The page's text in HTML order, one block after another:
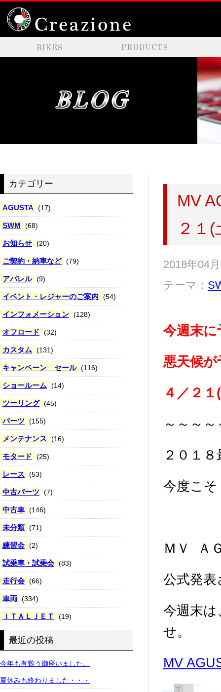
カテゴリー
AGUSTA (17)
SWM (68)
お知らせ (20)
ご契約・納車など (79)
アパレル (9)
イベント・レジャーのご案内 (54)
インフォメーション (128)
オフロード (32)
カスタム (131)
キャンペーン セール (116)
ショールーム (14)
ツーリング (45)
パーツ (155)
メンテナンス (16)
モタード (25)
レース (53)
中古パーツ (7)
中古車 (146)
未分類 (71)
練習会 (2)
試乗車・試乗会 (83)
走行会 (66)
車両 (334)
ＩＴＡＬＪＥＴ (19)
最近の投稿
今年も有難う御座いました。
夏休みも終わりました・・・
MV
２１
2018年04
テーマ：
今週末
悪天候
４／２
～～～
２０１
今度こ
ＭＶ Ａ
公式発
今週末
せ。
MV